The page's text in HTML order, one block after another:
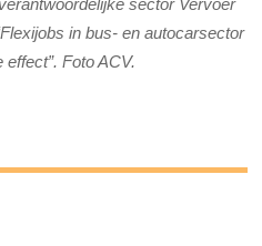
sector Vervoer
in bus- en autocarsector
Foto ACV.